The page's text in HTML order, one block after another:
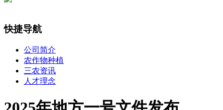
快捷导航
公司简介
农作物种植
三农资讯
人才理念